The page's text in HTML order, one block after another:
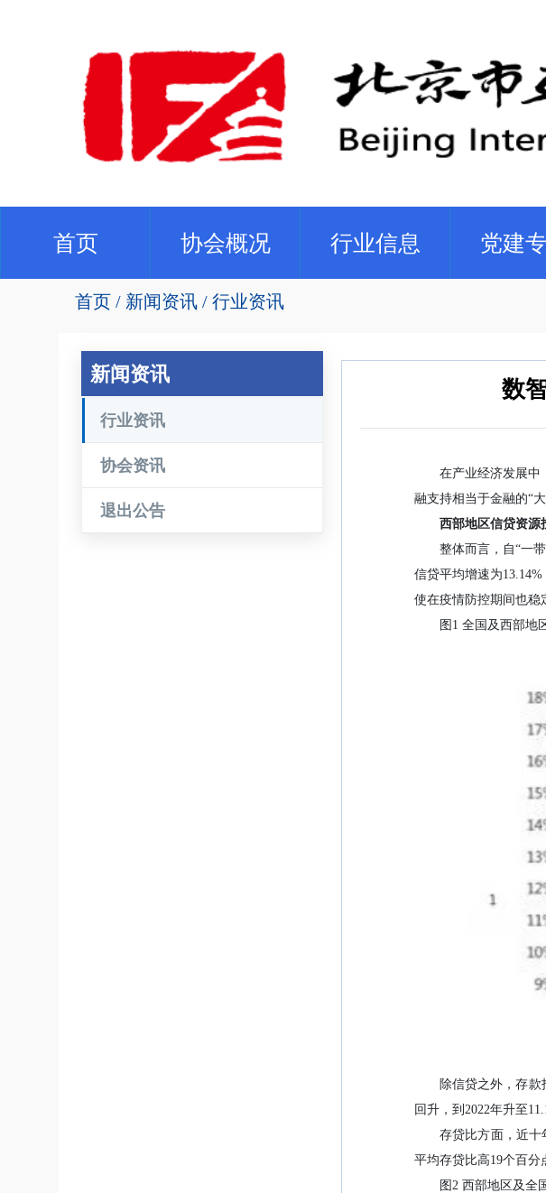
首页(current)协会概况 行业信息 党建
首页 新闻资讯 行业资讯
新闻资讯
行业资讯
协会资讯
退出公告
数
在产业经济发展中
融支持相当于金融的“
西部地区信贷资源
整体而言，自“一
信贷平均增速为
使在疫情防控期间也稳
图1 全国及西部地
除信贷之外，存
回升，到2022年升至
存贷比方面，近十
平均存贷比高19个百分
图2 西部地区及全